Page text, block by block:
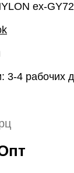
ex-
3-4 рабочих